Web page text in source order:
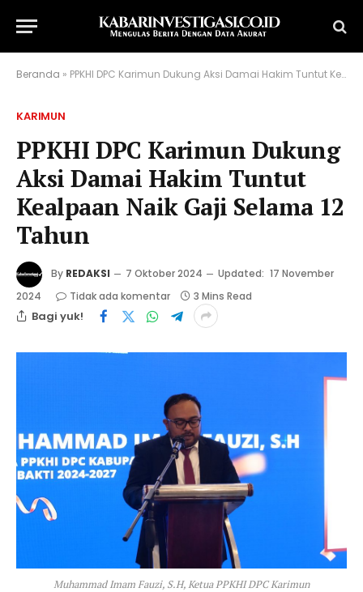
Beranda » PPKHI DPC Karimun Dukung Aksi Damai Hakim Tuntut Kealpaan Naik Gaji Selama 12 Tahun
KARIMUN
PPKHI DPC Karimun Dukung
Aksi Damai Hakim Tuntut
Kealpaan Naik Gaji Selama 12
Tahun
By REDAKSI 7 Oktober 2024 Updated: 17 November
2024
Tidak ada komentar 3 Mins Read
Bagi yuk!
Muhammad Imam Fauzi, S.H, Ketua PPKHI DPC Karimun